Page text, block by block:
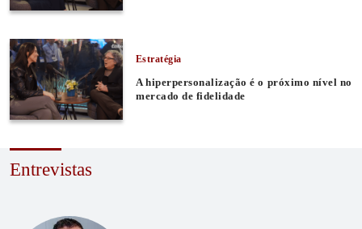
Estratégia
A hiperpersonalização é o próximo nível no
mercado de fidelidade
Entrevistas